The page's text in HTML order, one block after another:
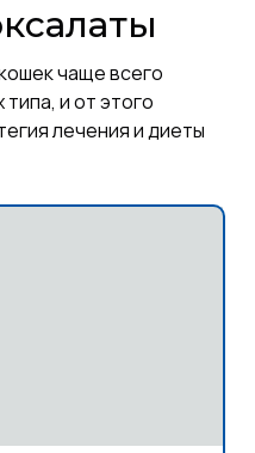
чаще всего
и от этого
лечения и диеты